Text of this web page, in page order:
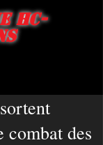
HC-
combat des